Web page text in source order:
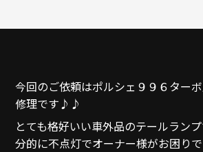
今回のご依頼はポルシェ９９６ター
修理です♪♪
とても格好いい車外品のテールラン
分的に不点灯でオーナー様がお困り